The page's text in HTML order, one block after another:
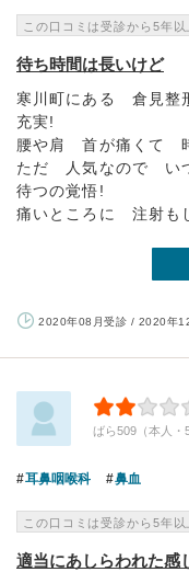
この口コミは受診から5年以
待ち時間は長いけど
寒川町にある 倉見整
充実!
腰や肩 首が痛くて 時
ただ 人気なので い
待つの覚悟!
痛いところに 注射も
2020年08月受診 / 2020年
ばら509（本人・
耳鼻咽喉科 鼻血
この口コミは受診から5年以
適当にあしらわれた感